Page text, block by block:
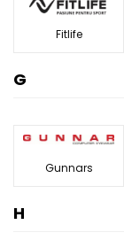
Fitlife
G
Gunnars
H